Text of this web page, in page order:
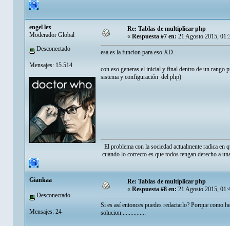
engel lex
Moderador Global
Desconectado
Mensajes: 15.514
Re: Tablas de multiplicar php
« Respuesta #7 en: 21 Agosto 2015,
esa es la funcion para eso XD
con eso generas el inicial y final dentro de un rango
sistema y configuración del php)
El problema con la sociedad actualmente radica en
cuando lo correcto es que todos tengan derecho a
Giankaa
Desconectado
Mensajes: 24
Re: Tablas de multiplicar php
«Respuesta #8 en:21 Agosto 2015,
Si es así entonces puedes redactarlo? Porque
solucion................